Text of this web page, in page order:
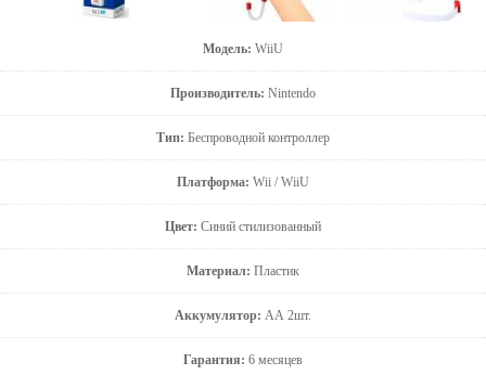
Модель: WiiU
Производитель: Nintendo
Тип: Беспроводной контроллер
Платформа: Wii / WiiU
Цвет: Синий стилизованный
Материал: Пластик
Аккумулятор: АА 2шт.
Гарантия: 6 месяцев